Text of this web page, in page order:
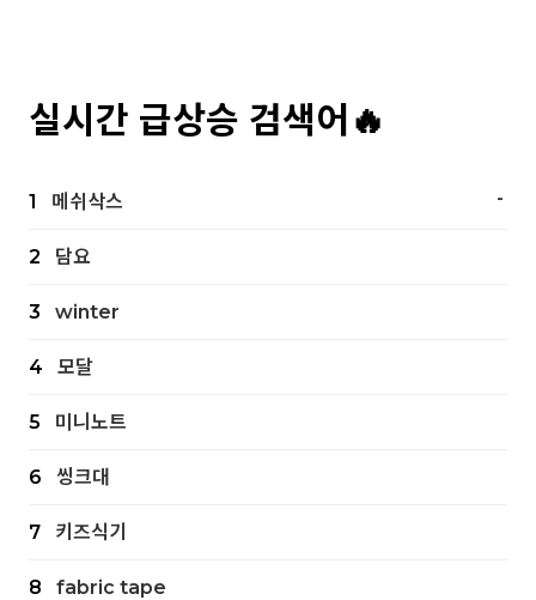
실시간 급상승 검색어🔥
1 메쉬삭스 -
2 담요
3 winter
4 모달
5 미니노트
6 씽크대
7 키즈식기
8 fabric tape